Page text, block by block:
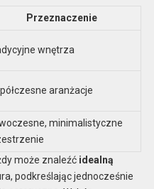
Przeznaczenie
wnętrza
aranżacje
minimalistyczne
może znaleźć idealną
podkreślając jednocześnie